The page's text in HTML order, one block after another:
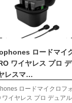
ロードマイ
ワイヤレス プロ
レスマ…
ロードマイクロフ
イヤレス プロ デュア